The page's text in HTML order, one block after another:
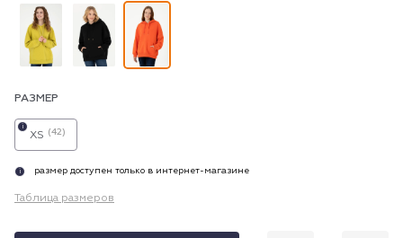
РАЗМЕР
XS (42)
i
i размер доступен только в интернет-магазине
Таблица размеров